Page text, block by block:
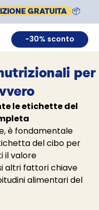
GRATUITA 📦
-30% sconto
per
le etichette del
è fondamentale
del cibo per
il valore
altri fattori chiave
alimentari del